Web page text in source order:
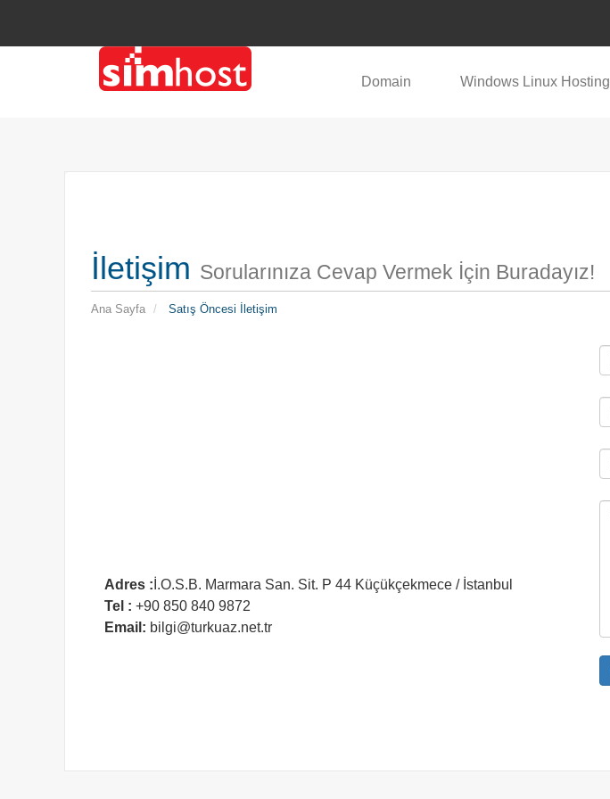
Domain Windows Linux Hosting
İletişim Sorularınıza Cevap Vermek İçin Buradayız!
Ana Sayfa Satış Öncesi İletişim
Adres : İ.O.S.B. Marmara San. Sit. P 44 Küçükçekmece / İstanbul
Tel : +90 850 840 9872
Email: bilgi@turkuaz.net.tr